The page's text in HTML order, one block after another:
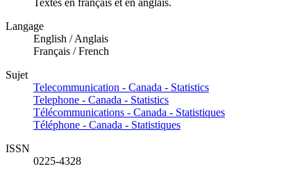
Langage
English / Anglais
Français / French
Sujet
Telecommunication - Canada - Statistics
Telephone - Canada - Statistics
Télécommunications - Canada - Statistiques
Téléphone - Canada - Statistiques
ISSN
0225-4328